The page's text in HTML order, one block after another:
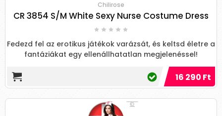
Chilirose
CR 3854 S/M White Sexy Nurse Costume Dress
Fedezd fel az erotikus játékok varázsát, és keltsd életre a
fantáziákat egy ellenállhatatlan megjelenéssel!
16 290 Ft